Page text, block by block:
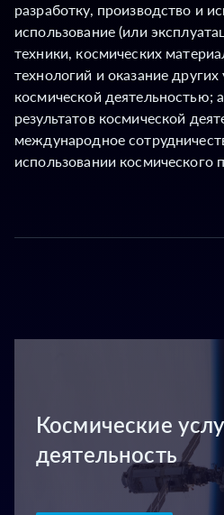
разработку, производство и
использование (или
техники, космических
технологий и оказание других
космической деятельностью;
результатов космической
международное
использовании космического
Космические
деятельность